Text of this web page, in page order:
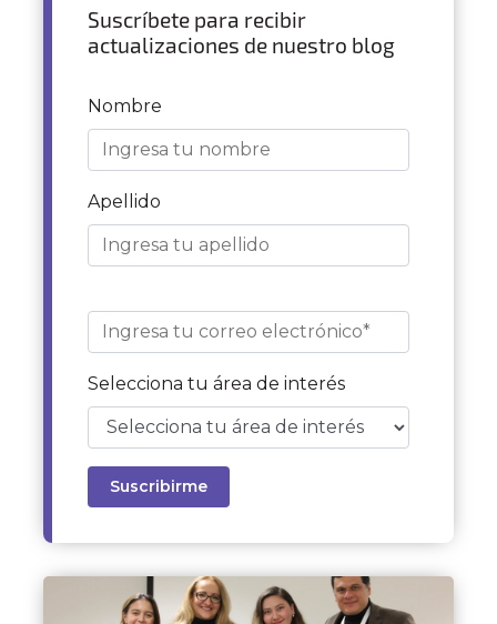
Suscríbete para recibir
actualizaciones de nuestro blog
Nombre
Apellido
Selecciona tu área de interés